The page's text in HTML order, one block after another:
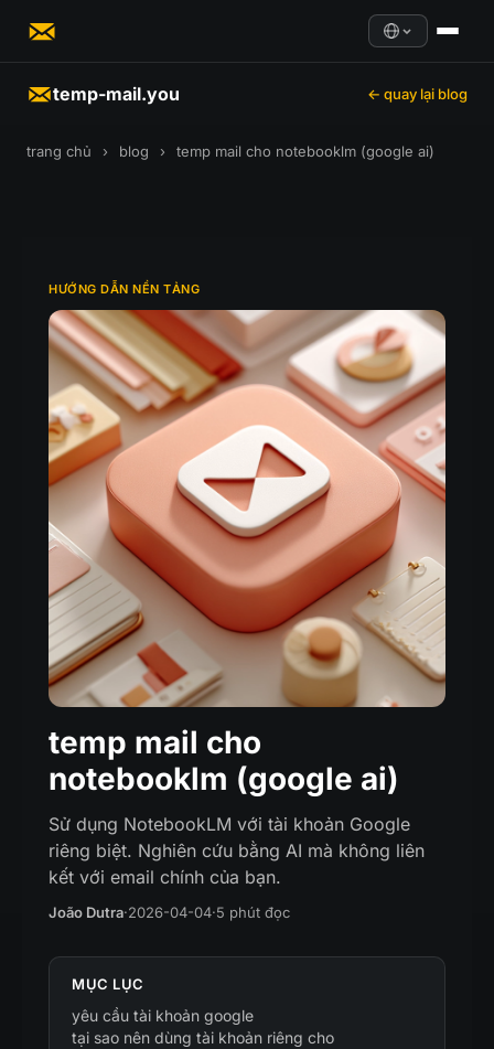
temp-mail.you ← quay lại blog
trang chủ › blog › temp mail cho notebooklm (google ai)
HƯỚNG DẪN NỀN TẢNG
temp mail cho
notebooklm (google ai)
Sử dụng NotebookLM với tài khoản Google
riêng biệt. Nghiên cứu bằng AI mà không liên
kết với email chính của bạn.
João Dutra·2026-04-04·5 phút đọc
MỤC LỤC
yêu cầu tài khoản google
tại sao nên dùng tài khoản riêng cho